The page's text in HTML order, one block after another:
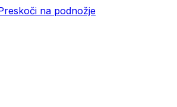
na podnožje